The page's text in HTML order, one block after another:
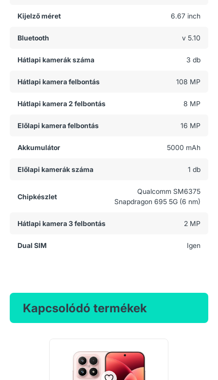
Kijelző méret 6.67 inch
Bluetooth v 5.10
Hátlapi kamerák száma 3 db
Hátlapi kamera felbontás 108 MP
Hátlapi kamera 2 felbontás 8 MP
Előlapi kamera felbontás 16 MP
Akkumulátor 5000 mAh
Előlapi kamerák száma 1 db
Chipkészlet
Qualcomm SM6375
Snapdragon 695 5G (6 nm)
Hátlapi kamera 3 felbontás 2 MP
Dual SIM Igen
Kapcsolódó termékek